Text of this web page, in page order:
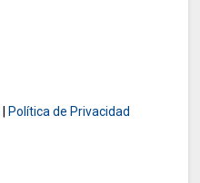
Política de Privacidad